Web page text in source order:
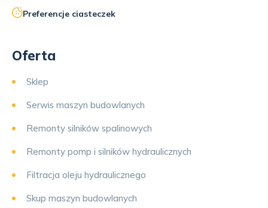
Preferencje ciasteczek
Oferta
Sklep
Serwis maszyn budowlanych
Remonty silników spalinowych
Remonty pomp i silników hydraulicznych
Filtracja oleju hydraulicznego
Skup maszyn budowlanych